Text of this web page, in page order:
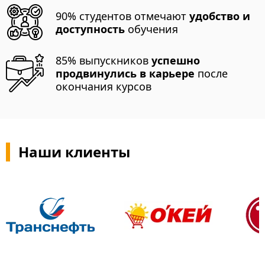
90% студентов отмечаютудобство и
доступность обучения
85% выпускниковуспешно
продвинулись в карьере после
окончания курсов
Наши клиенты